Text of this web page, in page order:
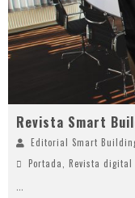
Revista Smart
Editorial Smart
Portada, Revista digital
...